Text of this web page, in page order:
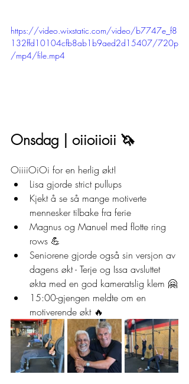
https://video.wixstatic.com/video/b7747e_f8
132ffd10104cfb8ab1b9aed2d15407/720p
/mp4/file.mp4
Onsdag | oiioiioii 🦄
OiiiiOiOi for en herlig økt!
Lisa gjorde strict pullups
Kjekt å se så mange motiverte
mennesker tilbake fra ferie
Magnus og Manuel med flotte ring
rows 💪
Seniorene gjorde også sin versjon av
dagens økt - Terje og Issa avsluttet
økta med en god kameratslig klem 🤗
15:00-gjengen meldte om en
motiverende økt 🔥